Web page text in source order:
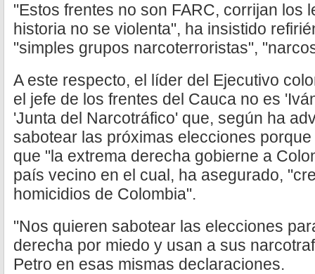
"Estos frentes no son FARC, corrijan los
historia no se violenta", ha insistido
"simples grupos narcoterroristas",
A este respecto, el líder del Ejecutivo
el jefe de los frentes del Cauca no es
'Junta del Narcotráfico' que, según ha
sabotear las próximas elecciones
que "la extrema derecha gobierne a
país vecino en el cual, ha asegurado,
homicidios de Colombia".
"Nos quieren sabotear las elecciones
derecha por miedo y usan a sus
Petro en esas mismas declaraciones.